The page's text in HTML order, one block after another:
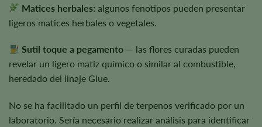
Matices herbales: algunos fenotipos pueden presentar
ligeros matices herbales o vegetales.
Sutil toque a pegamento — las flores curadas pueden
revelar un ligero matiz químico o similar al combustible,
heredado del linaje Glue.
No se ha facilitado un perfil de terpenos verificado por un
laboratorio. Sería necesario realizar análisis para identificar